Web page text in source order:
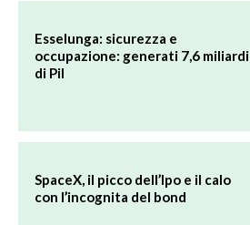
Esselunga: sicurezza e
occupazione: generati 7,6 miliardi
di Pil
SpaceX, il picco dell’Ipo e il calo
con l’incognita del bond